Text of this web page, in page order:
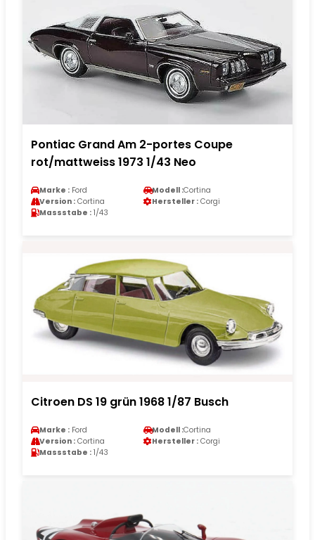
Pontiac Grand Am 2-portes Coupe
rot/mattweiss 1973 1/43 Neo
Marke : Ford Modell :Cortina
Version : Cortina Hersteller : Corgi
Massstabe : 1/43
Citroen DS 19 grün 1968 1/87 Busch
Marke : Ford Modell :Cortina
Version : Cortina Hersteller : Corgi
Massstabe : 1/43